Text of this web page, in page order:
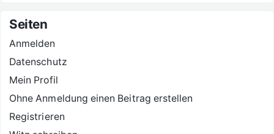
Seiten
Anmelden
Datenschutz
Mein Profil
Ohne Anmeldung einen Beitrag erstellen
Registrieren